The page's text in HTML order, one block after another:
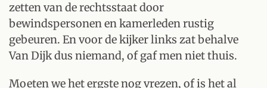
zetten van de rechtsstaat door
bewindspersonen en kamerleden rustig
gebeuren. En voor de kijker links zat behalve
Van Dijk dus niemand, of gaf men niet thuis.
Moeten we het ergste nog vrezen, of is het al